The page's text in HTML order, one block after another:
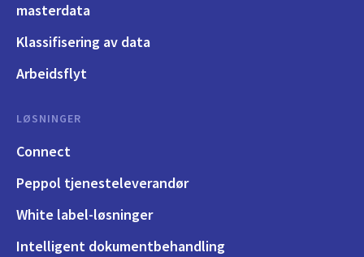
masterdata
Klassifisering av data
Arbeidsflyt
LØSNINGER
Connect
Peppol tjenesteleverandør
White label-løsninger
Intelligent dokumentbehandling